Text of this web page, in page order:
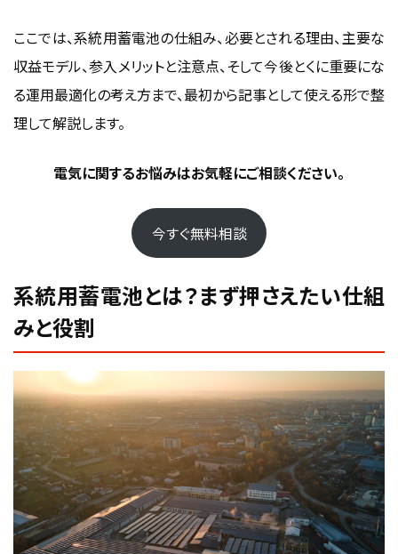
系統への接続に時間がかかる場合がある
初期費用やメンテナンス費用の負担が大きい
市場価格や制度変更の影響で収益予測が難しい
運用体制やアグリゲーター選びで収益性が変わりやすい
計する必要がある
これからの系統用蓄電池ビジネスは「市場の
足し算」ではなく運用最適化が収益差を生みやす
卸市場・需給調整市場・容量市場は同時に満額を取りにく
い
価格予測と充放電計画の精度で収益性が変わりやすい
補助金や長期収益制度を踏まえた事業設計が重要になる
接続・市場運用・保守まで含めた一体運営が競争力につな
がりやすい
これからの系統用蓄電池ビジネスは運用最適化の差が利
益差になりやすい
まとめ｜系統用蓄電池ビジネスは「市場理解」
ここでは、系統用蓄電池の仕組み、必要とされる理由、主要な
収益モデル、参入メリットと注意点、そして今後とくに重要にな
る運用最適化の考え方まで、最初から記事として使える形で整
理して解説します。
電気に関するお悩みはお気軽にご相談ください。
今すぐ無料相談
系統用蓄電池とは？まず押さえたい仕組
みと役割